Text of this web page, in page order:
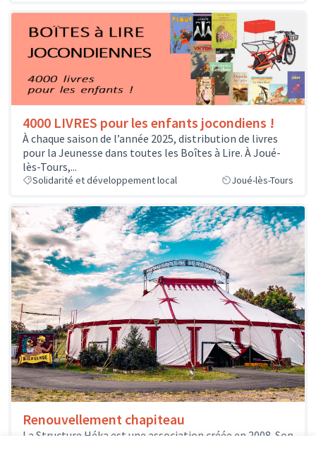
4000 LIVRES pour les enfants jocondiens !
À chaque saison de l’année 2025, distribution de livres
pour la Jeunesse dans toutes les Boîtes à Lire. À Joué-
lès-Tours,...
Solidarité et développement local Joué-lès-Tours
Renouvellement chapiteau
La Structure Héka est une association créée en 2008. Son